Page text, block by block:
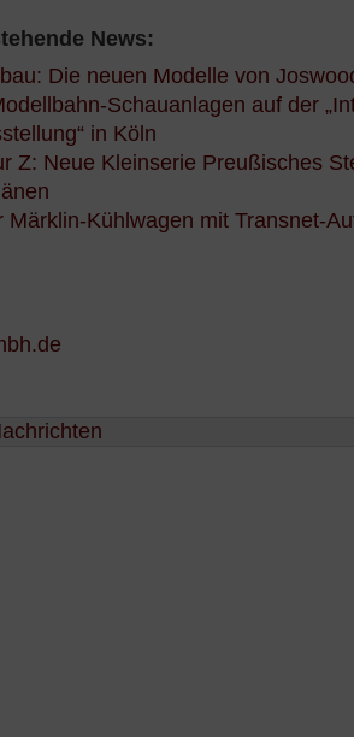
News:
Die neuen Modelle von
Schauanlagen auf der
in Köln
Z: Neue Kleinserie Preußisches
Märklin-Kühlwagen mit Transnet-